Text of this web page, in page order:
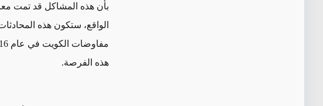
بأن هذه المشاكل قد تمت
الواقع، ستكون هذه
هذه الفرصة.